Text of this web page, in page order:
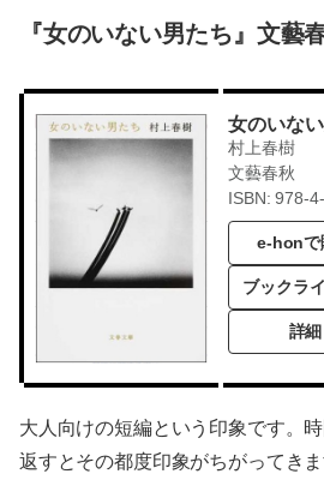
『女のいない男たち』文藝
女のいな
村上春樹
文藝春秋
ISBN: 978-
e-honで
ブックラ
詳細
大人向けの短編という印象です。
返すとその都度印象がちがってきま